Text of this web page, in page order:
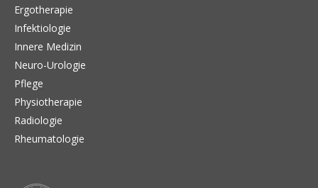
Ergotherapie
Infektiologie
Innere Medizin
Neuro-Urologie
Pflege
Physiotherapie
Radiologie
Rheumatologie